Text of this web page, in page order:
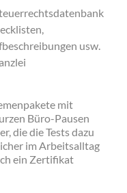
usw.
mit
Büro-Pausen
die die Tests dazu
im Arbeitsalltag
ein Zertifikat